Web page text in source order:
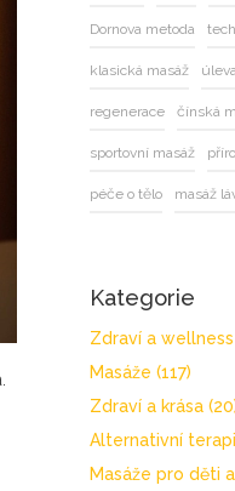
Dornova metoda
klasická masáž
regenerace čínská
sportovní masáž
péče o tělo masáž
Kategorie
Zdraví a wellness
Masáže (117)
Zdraví a krása
Alternativní
Masáže pro děti